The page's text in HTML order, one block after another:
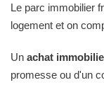
Le parc immobilier
logement et on
Un achat
promesse ou d'un